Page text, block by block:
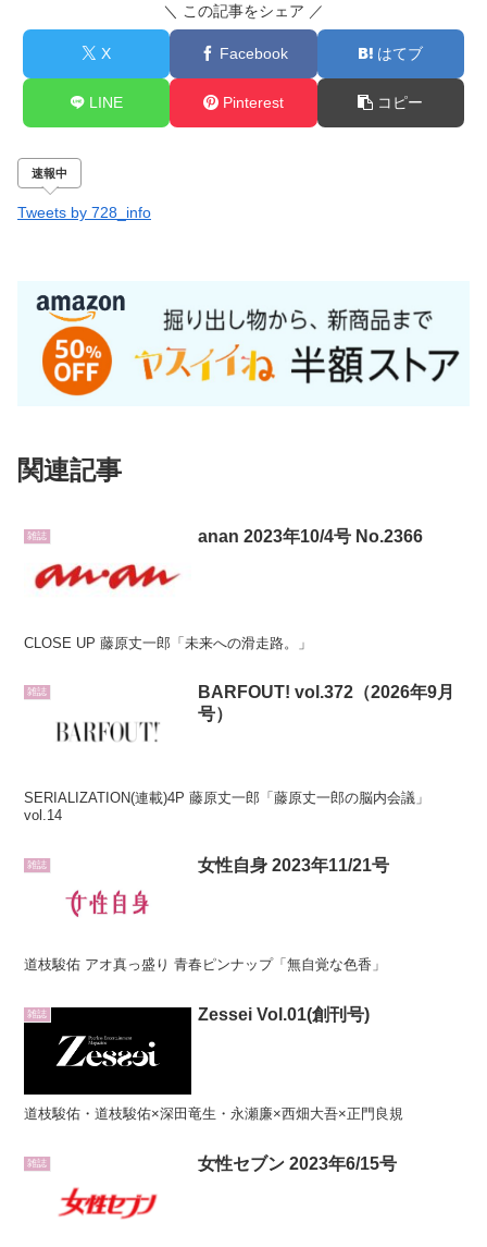
＼ この記事をシェア ／
X Facebook はてブ
LINE Pinterest コピー
速報中
Tweets by 728_info
関連記事
雑誌 anan 2023年10/4号 No.2366
CLOSE UP 藤原丈一郎「未来への滑走路。」
雑誌
BARFOUT! vol.372（2026年9月
号）
SERIALIZATION(連載)4P 藤原丈一郎「藤原丈一郎の脳内会議」
vol.14
雑誌 女性自身 2023年11/21号
道枝駿佑 アオ真っ盛り 青春ピンナップ「無自覚な色香」
雑誌 Zessei Vol.01(創刊号)
道枝駿佑・道枝駿佑×深田竜生・永瀬廉×西畑大吾×正門良規
雑誌 女性セブン 2023年6/15号